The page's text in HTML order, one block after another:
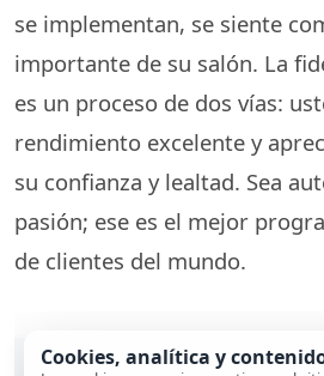
se implementan, se siente
importante de su salón. La
es un proceso de dos vías:
rendimiento excelente y
su confianza y lealtad. Sea
pasión; ese es el mejor
de clientes del mundo.
Cookies, analítica y